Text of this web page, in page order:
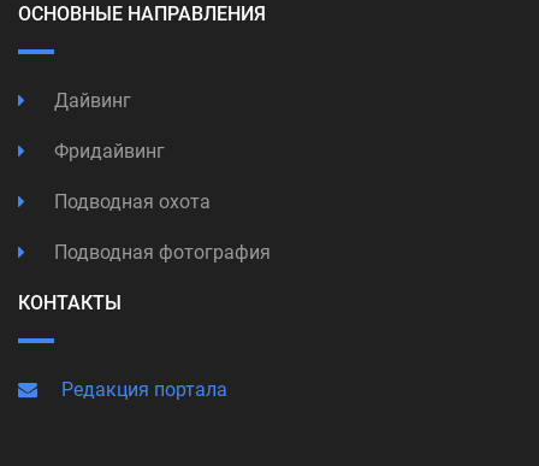
ОСНОВНЫЕ НАПРАВЛЕНИЯ
Дайвинг
Фридайвинг
Подводная охота
Подводная фотография
КОНТАКТЫ
Редакция портала